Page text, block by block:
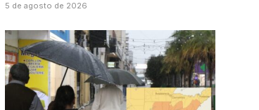
5 de agosto de 2026